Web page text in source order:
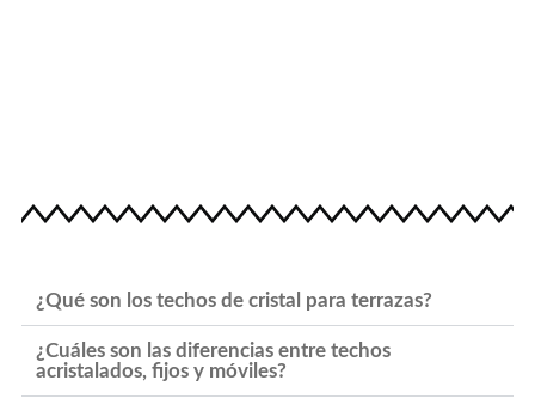
¿Qué son los techos de cristal para terrazas?
¿Cuáles son las diferencias entre techos
acristalados, fijos y móviles?